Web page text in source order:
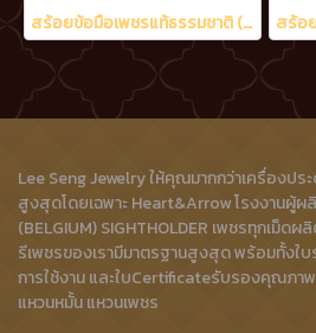
สร้อยข้อมือเพชรแท้ธรรมชาติ (Natural Diamonds) 1.60 Ct.
Lee Seng Jewelry ให้คุณมากกว่าเครื่องป
สูงสุดโดยเฉพาะ Heart&Arrow โรงงานผู้
(BELGIUM) SIGHTHOLDER เพชรทุกเม็ดผ
รีเพชรของเรามีมาตรฐานสูงสุด พร้อมทั้งใ
การใช้งาน และใบCertificateรับรองคุณภา
แหวนหมั้น แหวนเพชร